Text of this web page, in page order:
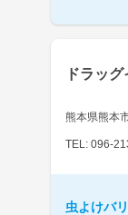
ドラッ
熊本県熊本
TEL: 096-
虫よけバ